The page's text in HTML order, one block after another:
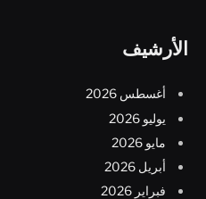
الأرشيف
أغسطس 2026
يوليو 2026
مايو 2026
أبريل 2026
فبراير 2026